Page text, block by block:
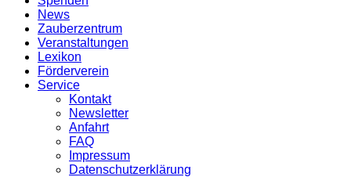
News
Zauberzentrum
Veranstaltungen
Lexikon
Förderverein
Service
Kontakt
Newsletter
Anfahrt
FAQ
Impressum
Datenschutzerklärung